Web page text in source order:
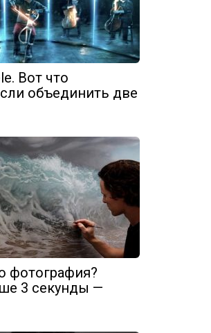
Вот что
объединить две
фотография?
3 секунды —